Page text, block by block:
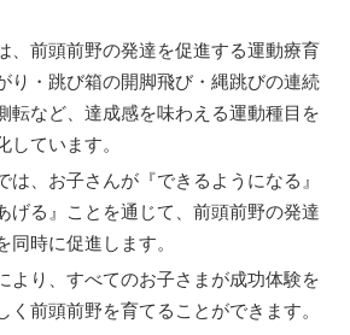
、前頭前野の発達を促進する運動療育
り・跳び箱の開脚飛び・縄跳びの連続
転など、達成感を味わえる運動種目を
ています。
は、お子さんが『できるようになる』
げる』ことを通じて、前頭前野の発達
時に促進します。
より、すべてのお子さまが成功体験を
前頭前野を育てることができます。